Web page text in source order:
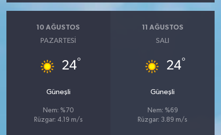
10 AĞUSTOS
PAZARTESI
24°
Güneşli
Nem: %70
Rüzgar: 4.19 m/s
11 AĞUSTOS
SALI
24°
Güneşli
Nem: %69
Rüzgar: 3.89 m/s